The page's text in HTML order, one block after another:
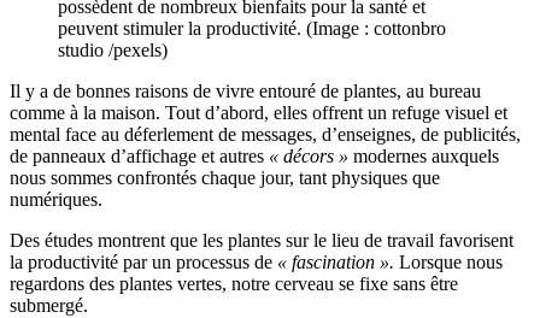
possèdent de nombreux bienfaits pour la santé et
peuvent stimuler la productivité. (Image : cottonbro
studio /pexels)
Il y a de bonnes raisons de vivre entouré de plantes, au bureau
comme à la maison. Tout d’abord, elles offrent un refuge visuel et
mental face au déferlement de messages, d’enseignes, de publicités,
de panneaux d’affichage et autres « décors » modernes auxquels
nous sommes confrontés chaque jour, tant physiques que
numériques.
Des études montrent que les plantes sur le lieu de travail favorisent
la productivité par un processus de « fascination ». Lorsque nous
regardons des plantes vertes, notre cerveau se fixe sans être
submergé.